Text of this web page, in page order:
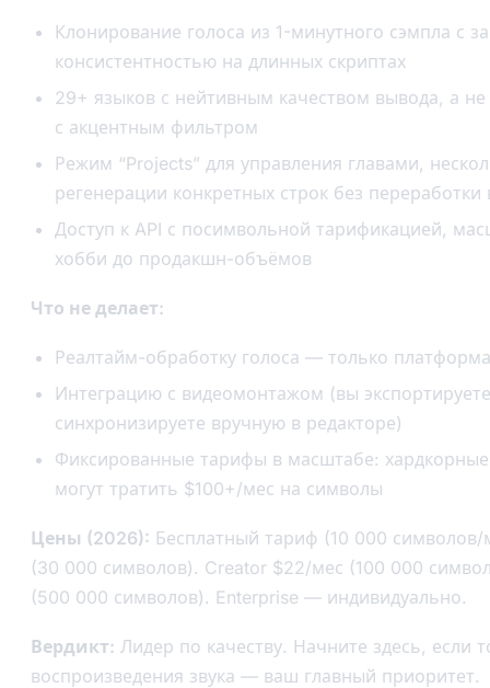
Клонирование голоса из 1-минутного сэмпла с
консистентностью на длинных скриптах
29+ языков с нейтивным качеством вывода, а не
с акцентным фильтром
Режим “Projects” для управления главами,
регенерации конкретных строк без переработки
Доступ к API с посимвольной тарификацией,
хобби до продакшн-объёмов
Что не делает:
Реалтайм-обработку голоса — только
Интеграцию с видеомонтажом (вы
синхронизируете вручную в редакторе)
Фиксированные тарифы в масштабе:
могут тратить $100+/мес на символы
Цены (2026): Бесплатный тариф (10 000
(30 000 символов). Creator $22/мес (100 000
(500 000 символов). Enterprise — индивидуально.
Вердикт: Лидер по качеству. Начните здесь, если
воспроизведения звука — ваш главный приоритет.